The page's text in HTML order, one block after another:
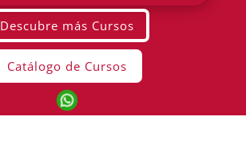
Descubre más Cursos
Catálogo de Cursos